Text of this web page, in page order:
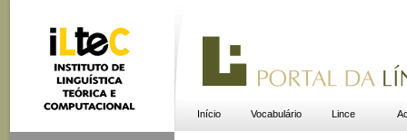
Início Vocabulário Lince